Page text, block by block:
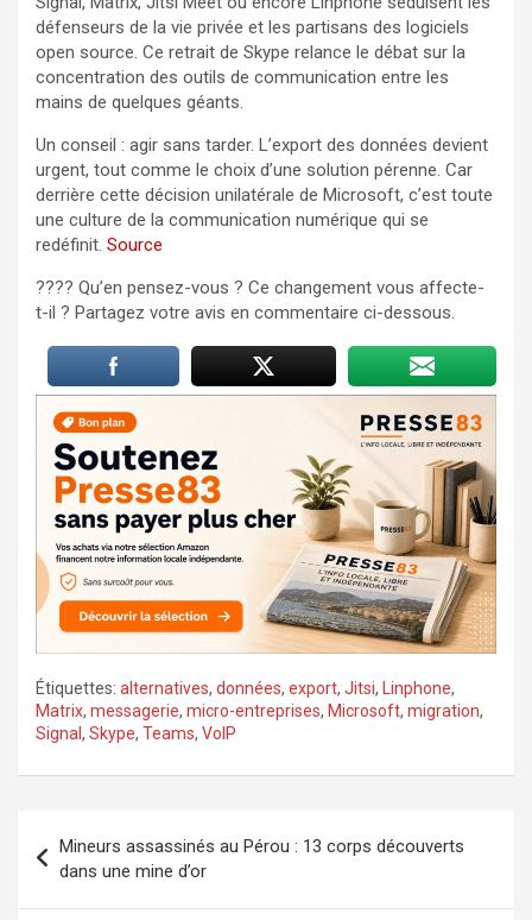
défenseurs de la vie privée et les partisans des logiciels
open source. Ce retrait de Skype relance le débat sur la
concentration des outils de communication entre les
mains de quelques géants.
Un conseil : agir sans tarder. L’export des données devient
urgent, tout comme le choix d’une solution pérenne. Car
derrière cette décision unilatérale de Microsoft, c’est toute
une culture de la communication numérique qui se
redéfinit. Source
???? Qu’en pensez-vous ? Ce changement vous affecte-
t-il ? Partagez votre avis en commentaire ci-dessous.
Étiquettes: alternatives, données, export, Jitsi, Linphone,
Matrix, messagerie, micro-entreprises, Microsoft, migration,
Signal , Skype, Teams, VoIP
de
l’article
Mineurs assassinés au Pérou : 13 corps découverts
dans une mine d’or